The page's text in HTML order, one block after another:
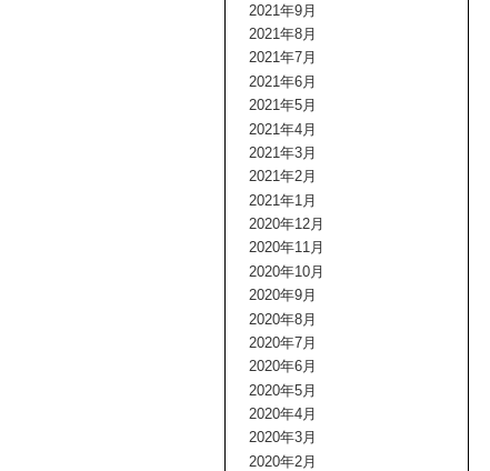
2021年9月
2021年8月
2021年7月
2021年6月
2021年5月
2021年4月
2021年3月
2021年2月
2021年1月
2020年12月
2020年11月
2020年10月
2020年9月
2020年8月
2020年7月
2020年6月
2020年5月
2020年4月
2020年3月
2020年2月